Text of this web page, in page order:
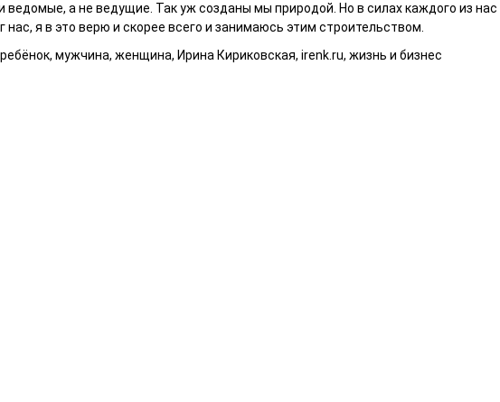
а не ведущие. Так уж созданы мы природой. Но в силах каждого из нас
нас, я в это верю и скорее всего и занимаюсь этим строительством.